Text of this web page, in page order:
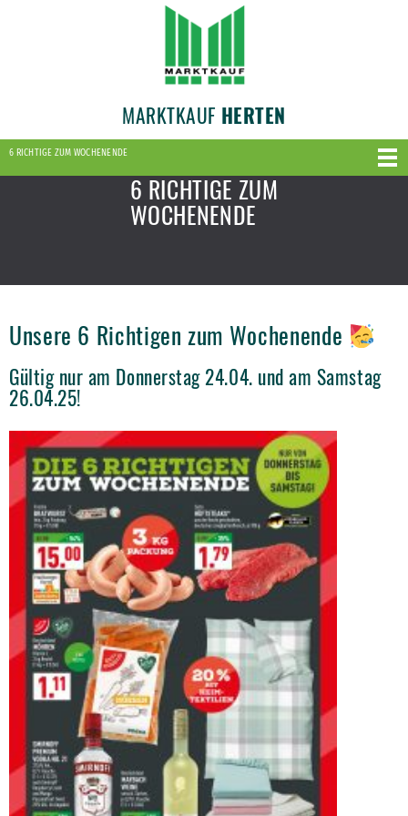
MARKTKAUF HERTEN
6 RICHTIGE ZUM WOCHENENDE
6 RICHTIGE ZUM
WOCHENENDE
Unsere 6 Richtigen zum Wochenende
Gültig nur am Donnerstag 24.04. und am Samstag
26.04.25!